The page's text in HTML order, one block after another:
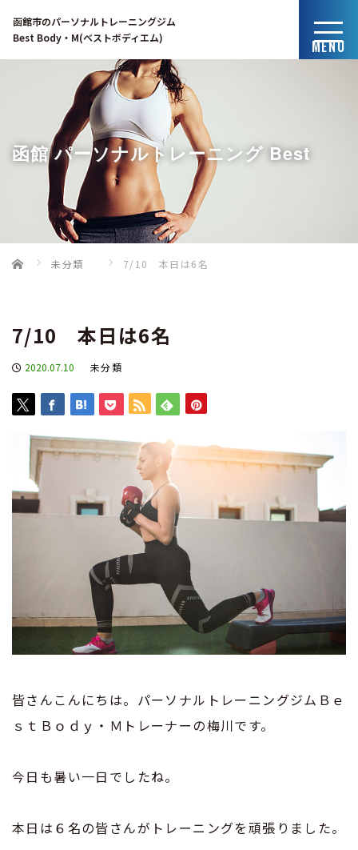
函館市のパーソナルトレーニングジム
Best Body・M(ベストボディエム)
MENU
函館 パーソナルトレーニング Best
Home 未分類 7/10 本日は6名
7/10 本日は6名
2020.07.10 未分類
皆さんこんにちは。パーソナルトレーニングジムＢｅ
ｓｔＢｏｄｙ・Ｍトレーナーの梅川です。
今日も暑い一日でしたね。
本日は６名の皆さんがトレーニングを頑張りました。